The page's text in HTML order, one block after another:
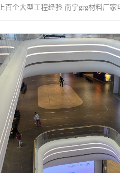
百个大型工程经验 南宁grg材料厂家